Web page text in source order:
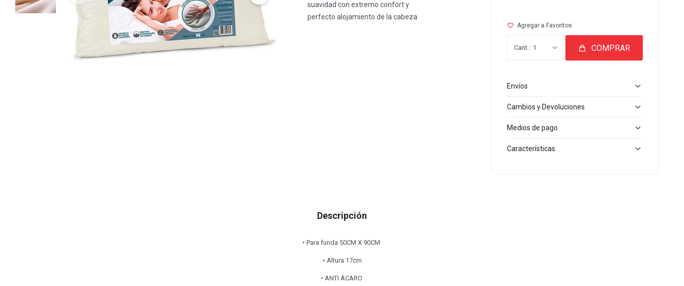
suavidad con extremo confort y
perfecto alojamiento de la cabeza
1 COMPRAR
Envíos
Cambios y Devoluciones
Medios de pago
Características
Descripción
• Para funda 50CM X 90CM
• Altura 17cm
• ANTI ÁCARO